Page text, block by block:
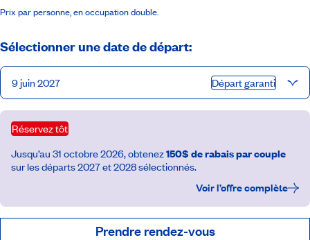
Prix par personne, en occupation double.
Sélectionner une date de départ:
9 juin 2027 Départ garanti
Réservez tôt
Jusqu’au 31 octobre 2026, obtenez150$ de rabais par couple
sur les départs 2027 et 2028 sélectionnés.
Voir l’offre complète
Prendre rendez-vous